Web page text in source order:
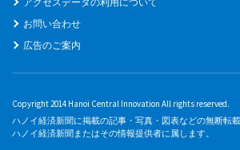
お問い合わせ
広告のご案内
Copyright 2014 Hanoi Central Innovation All rights reserved.
ハノイ経済新聞に掲載の記事・写真・図表などの無断転
ハノイ経済新聞またはその情報提供者に属します。